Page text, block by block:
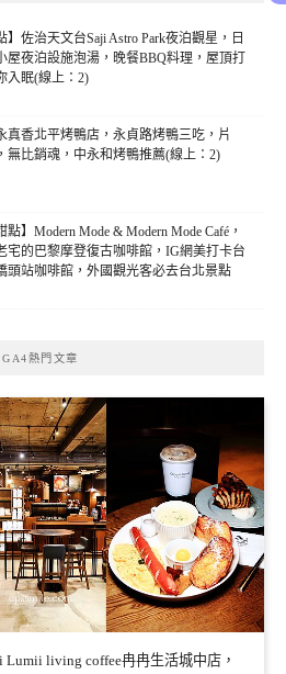
】佐治天文台Saji Astro Park夜泊觀星，日
屋夜泊設施泡湯，晚餐BBQ料理，屋頂打
入眠(線上：2)
真香北平烤鴨店，永貞路烤鴨三吃，片
無比銷魂，中永和烤鴨推薦(線上：2)
點】Modern Mode & Modern Mode Café，
宅的巴黎摩登復古咖啡館，IG網美打卡台
頭站咖啡館，外國觀光客必去台北景點
GA4熱門文章
Lumii living coffee冉冉生活城中店，